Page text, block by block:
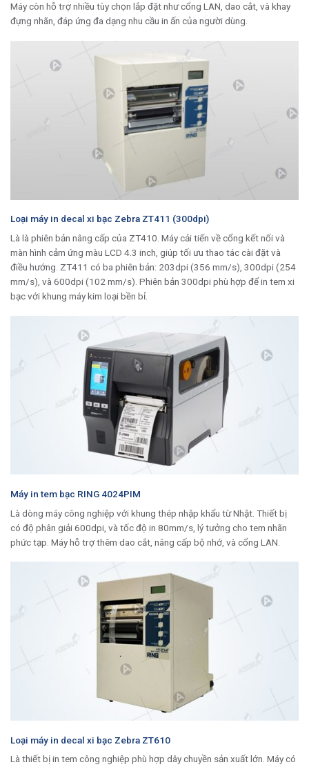
Máy còn hỗ trợ nhiều tùy chọn lắp đặt như cổng LAN, dao cắt, và khay
đựng nhãn, đáp ứng đa dạng nhu cầu in ấn của người dùng.
Loại máy in decal xi bạc Zebra ZT411 (300dpi)
Là là phiên bản nâng cấp của ZT410. Máy cải tiến về cổng kết nối và
màn hình cảm ứng màu LCD 4.3 inch, giúp tối ưu thao tác cài đặt và
điều hướng. ZT411 có ba phiên bản: 203dpi (356 mm/s), 300dpi (254
mm/s), và 600dpi (102 mm/s). Phiên bản 300dpi phù hợp để in tem xi
bạc với khung máy kim loại bền bỉ.
Máy in tem bạc RING 4024PIM
Là dòng máy công nghiệp với khung thép nhập khẩu từ Nhật. Thiết bị
có độ phân giải 600dpi, và tốc độ in 80mm/s, lý tưởng cho tem nhãn
phức tạp. Máy hỗ trợ thêm dao cắt, nâng cấp bộ nhớ, và cổng LAN.
Loại máy in decal xi bạc Zebra ZT610
Là thiết bị in tem công nghiệp phù hợp dây chuyền sản xuất lớn. Máy có